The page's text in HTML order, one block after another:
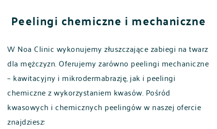
Peelingi chemiczne i mechaniczne
W Noa Clinic wykonujemy złuszczające zabiegi na twarz
dla mężczyzn. Oferujemy zarówno peelingi mechaniczne
– kawitacyjny i mikrodermabrazję, jak i peelingi
chemiczne z wykorzystaniem kwasów. Pośród
kwasowych i chemicznych peelingów w naszej ofercie
znajdziesz: